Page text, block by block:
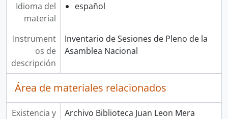
Idioma del
material
español
Instrument
os de
descripción
Inventario de Sesiones de Pleno de la
Asamblea Nacional
Área de materiales relacionados
Existencia y
Archivo Biblioteca Juan Leon Mera